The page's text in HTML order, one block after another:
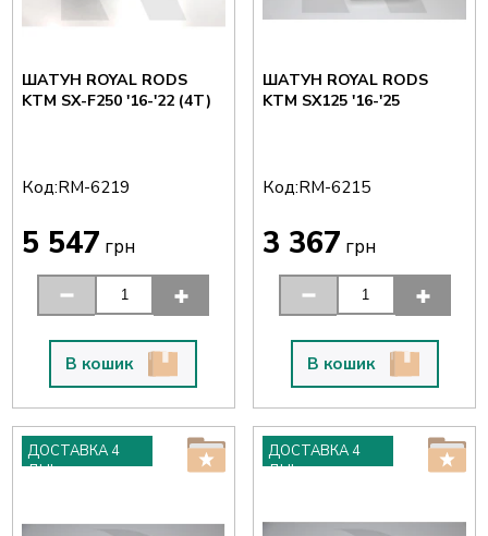
ШАТУН ROYAL RODS
KTM SX-F250 '16-'22 (4T)
Код:RM-6219
5 547 грн
В кошик
ШАТУН ROYAL RODS
KTM SX125 '16-'25
Код:RM-6215
3 367 грн
В кошик
ДОСТАВКА 4
ДНІ
ДОСТАВКА 4
ДНІ